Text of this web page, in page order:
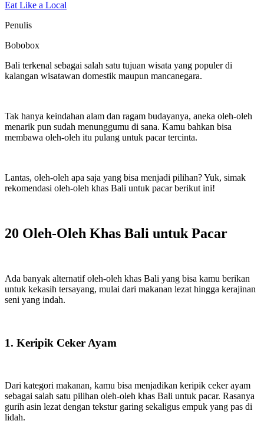
Eat Like a Local
Penulis
Bobobox
Bali terkenal sebagai salah satu tujuan wisata yang populer di
kalangan wisatawan domestik maupun mancanegara.
Tak hanya keindahan alam dan ragam budayanya, aneka oleh-oleh
menarik pun sudah menunggumu di sana. Kamu bahkan bisa
membawa oleh-oleh itu pulang untuk pacar tercinta.
Lantas, oleh-oleh apa saja yang bisa menjadi pilihan? Yuk, simak
rekomendasi oleh-oleh khas Bali untuk pacar berikut ini!
20 Oleh-Oleh Khas Bali untuk Pacar
Ada banyak alternatif oleh-oleh khas Bali yang bisa kamu berikan
untuk kekasih tersayang, mulai dari makanan lezat hingga kerajinan
seni yang indah.
1. Keripik Ceker Ayam
Dari kategori makanan, kamu bisa menjadikan keripik ceker ayam
sebagai salah satu pilihan oleh-oleh khas Bali untuk pacar. Rasanya
gurih asin lezat dengan tekstur garing sekaligus empuk yang pas di
lidah.